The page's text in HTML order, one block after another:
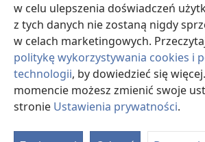
w celu ulepszenia doświadczeń
z tych danych nie zostaną nigdy
w celach marketingowych.
politykę wykorzystywania cookies i
technologii, by dowiedzieć się
momencie możesz zmienić swoje
stronie Ustawienia prywatności.
Watchtower Library
Copyright© 2026 Watch Tower Bible and Tract
WARUNKI UŻYTKOWANIA
POLITYKA
PRYWATNOŚCI